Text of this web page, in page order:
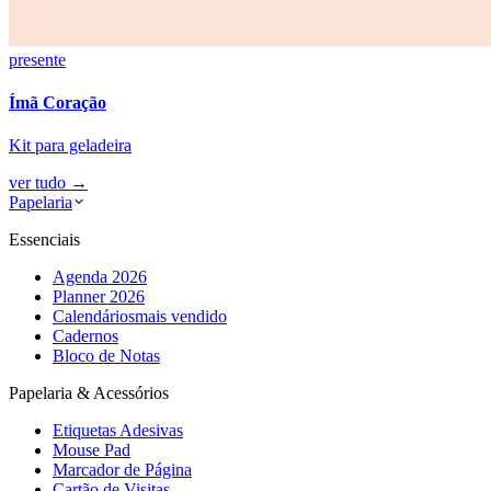
presente
Ímã Coração
Kit para geladeira
ver tudo →
Papelaria
Essenciais
Agenda 2026
Planner 2026
Calendáriosmais vendido
Cadernos
Bloco de Notas
Papelaria & Acessórios
Etiquetas Adesivas
Mouse Pad
Marcador de Página